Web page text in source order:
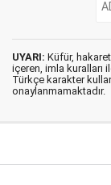
UYARI: Küfür,
içeren, imla kuralları
Türkçe karakter
onaylanmamaktadır.